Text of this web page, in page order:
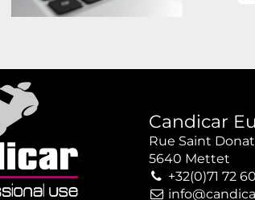
Candicar
Rue Saint Donat
5640 Mettet
+32(0)71 72